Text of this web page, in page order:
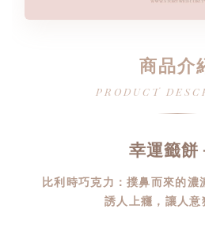
商品介
PRODUCT
幸運籤餅
比利時巧克力：撲鼻而來的
誘人上癮，讓人意